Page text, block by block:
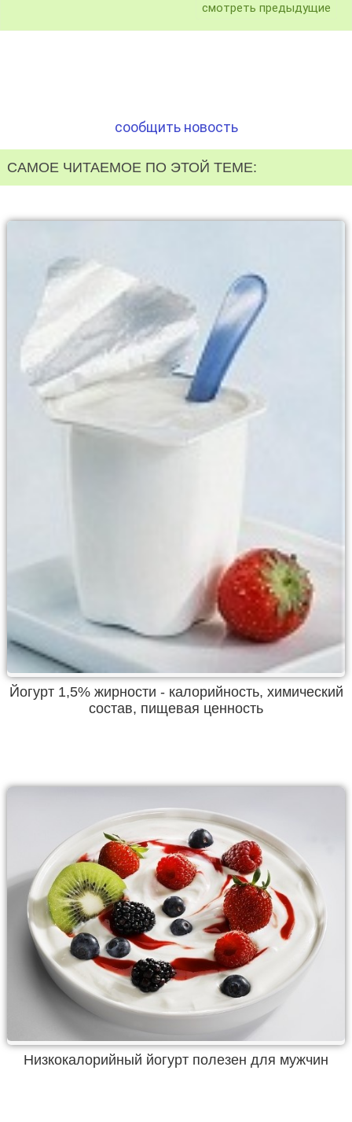
смотреть предыдущие
сообщить новость
САМОЕ ЧИТАЕМОЕ ПО ЭТОЙ ТЕМЕ:
Йогурт 1,5% жирности - калорийность, химический
состав, пищевая ценность
Низкокалорийный йогурт полезен для мужчин